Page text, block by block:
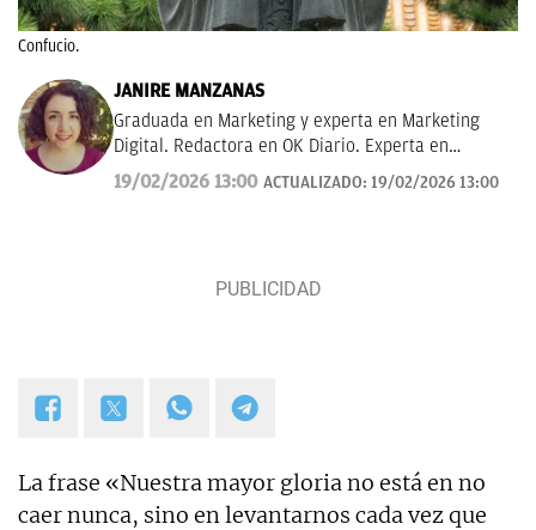
Confucio.
JANIRE MANZANAS
Graduada en Marketing y experta en Marketing
Digital. Redactora en OK Diario. Experta en
curiosidades, mascotas, consumo y Lotería de
Navidad.
19/02/2026 13:00 ACTUALIZADO: 19/02/2026 13:00
La frase «Nuestra mayor gloria no está en no
caer nunca, sino en levantarnos cada vez que